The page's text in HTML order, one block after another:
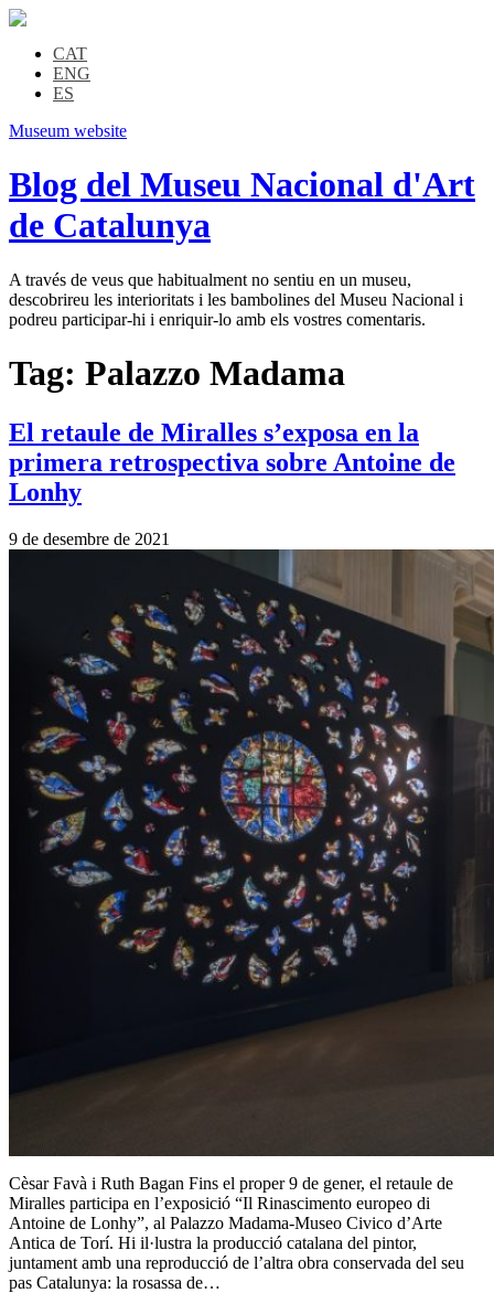
CAT
ENG
ES
Museum website
Blog del Museu Nacional d'Art
de Catalunya
A través de veus que habitualment no sentiu en un museu,
descobrireu les interioritats i les bambolines del Museu Nacional i
podreu participar-hi i enriquir-lo amb els vostres comentaris.
Tag: Palazzo Madama
El retaule de Miralles s’exposa en la
primera retrospectiva sobre Antoine de
Lonhy
9 de desembre de 2021
Cèsar Favà i Ruth Bagan Fins el proper 9 de gener, el retaule de
Miralles participa en l’exposició “Il Rinascimento europeo di
Antoine de Lonhy”, al Palazzo Madama-Museo Civico d’Arte
Antica de Torí. Hi il·lustra la producció catalana del pintor,
juntament amb una reproducció de l’altra obra conservada del seu
pas Catalunya: la rosassa de…